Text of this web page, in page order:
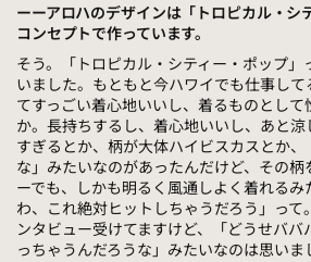
ーーアロハのデザインは「トロピカル・シ
コンセプトで作っています。
そう。「トロピカル・シティー・ポップ」
いました。もともと今ハワイでも仕事して
てすっごい着心地いいし、着るものとし
か。長持ちするし、着心地いいし、あと
すぎるとか、柄が大体ハイビスカスとか
な」みたいなのがあったんだけど、その柄
ーでも、しかも明るく風通しよく着れるみ
わ、これ絶対ヒットしちゃうだろう」って
ンタビュー受けてますけど、「どうせバ
っちゃうんだろうな」みたいなのは思いま